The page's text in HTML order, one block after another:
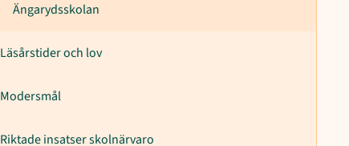
Ängarydsskolan
Läsårstider och lov
Modersmål
Riktade insatser skolnärvaro